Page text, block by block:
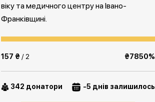
віку та медичного центру на Івано-
Франківщині.
157 ₴ / 2 ₴7850%
342 донатори -5 днів залишилось